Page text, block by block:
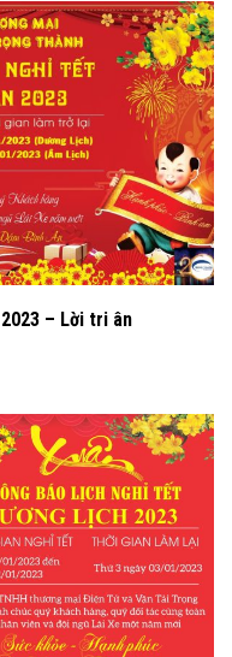
– Lời tri ân